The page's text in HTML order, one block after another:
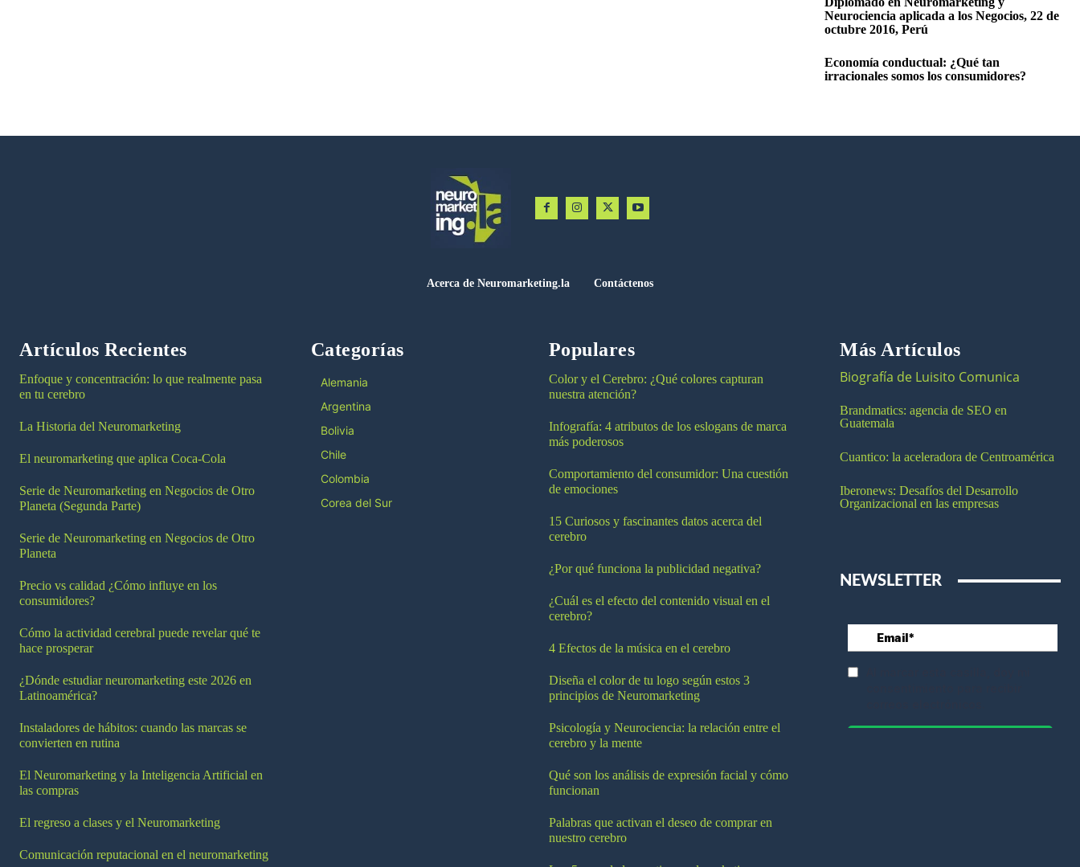
Neurociencia aplicada a los Negocios, 22 de
octubre 2016, Perú
Economía conductual: ¿Qué tan
irracionales somos los consumidores?
Acerca de Neuromarketing.la Contáctenos
Artículos Recientes
Enfoque y concentración: lo que realmente pasa
en tu cerebro
La Historia del Neuromarketing
El neuromarketing que aplica Coca-Cola
Serie de Neuromarketing en Negocios de Otro
Planeta (Segunda Parte)
Serie de Neuromarketing en Negocios de Otro
Planeta
Precio vs calidad ¿Cómo influye en los
consumidores?
Cómo la actividad cerebral puede revelar qué te
hace prosperar
¿Dónde estudiar neuromarketing este 2026 en
Latinoamérica?
Instaladores de hábitos: cuando las marcas se
convierten en rutina
El Neuromarketing y la Inteligencia Artificial en
las compras
El regreso a clases y el Neuromarketing
Comunicación reputacional en el neuromarketing
Categorías
Alemania
Argentina
Bolivia
Chile
Colombia
Corea del Sur
Populares
Color y el Cerebro: ¿Qué colores capturan
nuestra atención?
Infografía: 4 atributos de los eslogans de marca
más poderosos
Comportamiento del consumidor: Una cuestión
de emociones
15 Curiosos y fascinantes datos acerca del
cerebro
¿Por qué funciona la publicidad negativa?
¿Cuál es el efecto del contenido visual en el
cerebro?
4 Efectos de la música en el cerebro
Diseña el color de tu logo según estos 3
principios de Neuromarketing
Psicología y Neurociencia: la relación entre el
cerebro y la mente
Qué son los análisis de expresión facial y cómo
funcionan
Palabras que activan el deseo de comprar en
nuestro cerebro
Más Artículos
Biografía de Luisito Comunica
Brandmatics: agencia de SEO en
Guatemala
Cuantico: la aceleradora de Centroamérica
Iberonews: Desafíos del Desarrollo
Organizacional en las empresas
NEWSLETTER